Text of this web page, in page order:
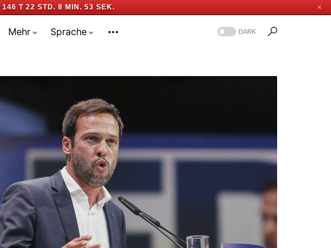
146 T 22 STD. 8 MIN. 52 SEK. ✕
Mehr Sprache DARK